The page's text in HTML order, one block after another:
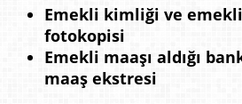
Emekli kimliği ve
fotokopisi
Emekli maaşı aldığı
maaş ekstresi